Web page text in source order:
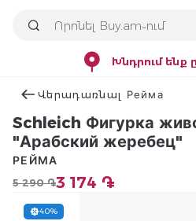
Խնդրում ենք
Վերադառնալ Рейма
Schleich Фигурка
"Арабский жеребец"
5 290 ֏3 174 ֏
РЕЙМА
40%